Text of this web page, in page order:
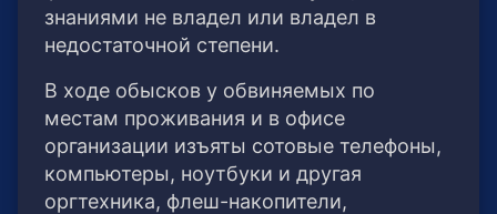
знаниями не владел или владел в
недостаточной степени.
В ходе обысков у обвиняемых по
местам проживания и в офисе
организации изъяты сотовые телефоны,
компьютеры, ноутбуки и другая
оргтехника, флеш-накопители,